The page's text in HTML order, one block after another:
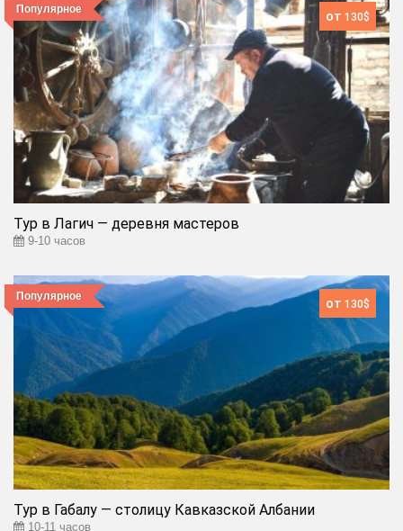
Популярное от 130$
Тур в Лагич — деревня мастеров
9-10 часов
Популярное от 130$
Тур в Габалу — столицу Кавказской Албании
10-11 часов